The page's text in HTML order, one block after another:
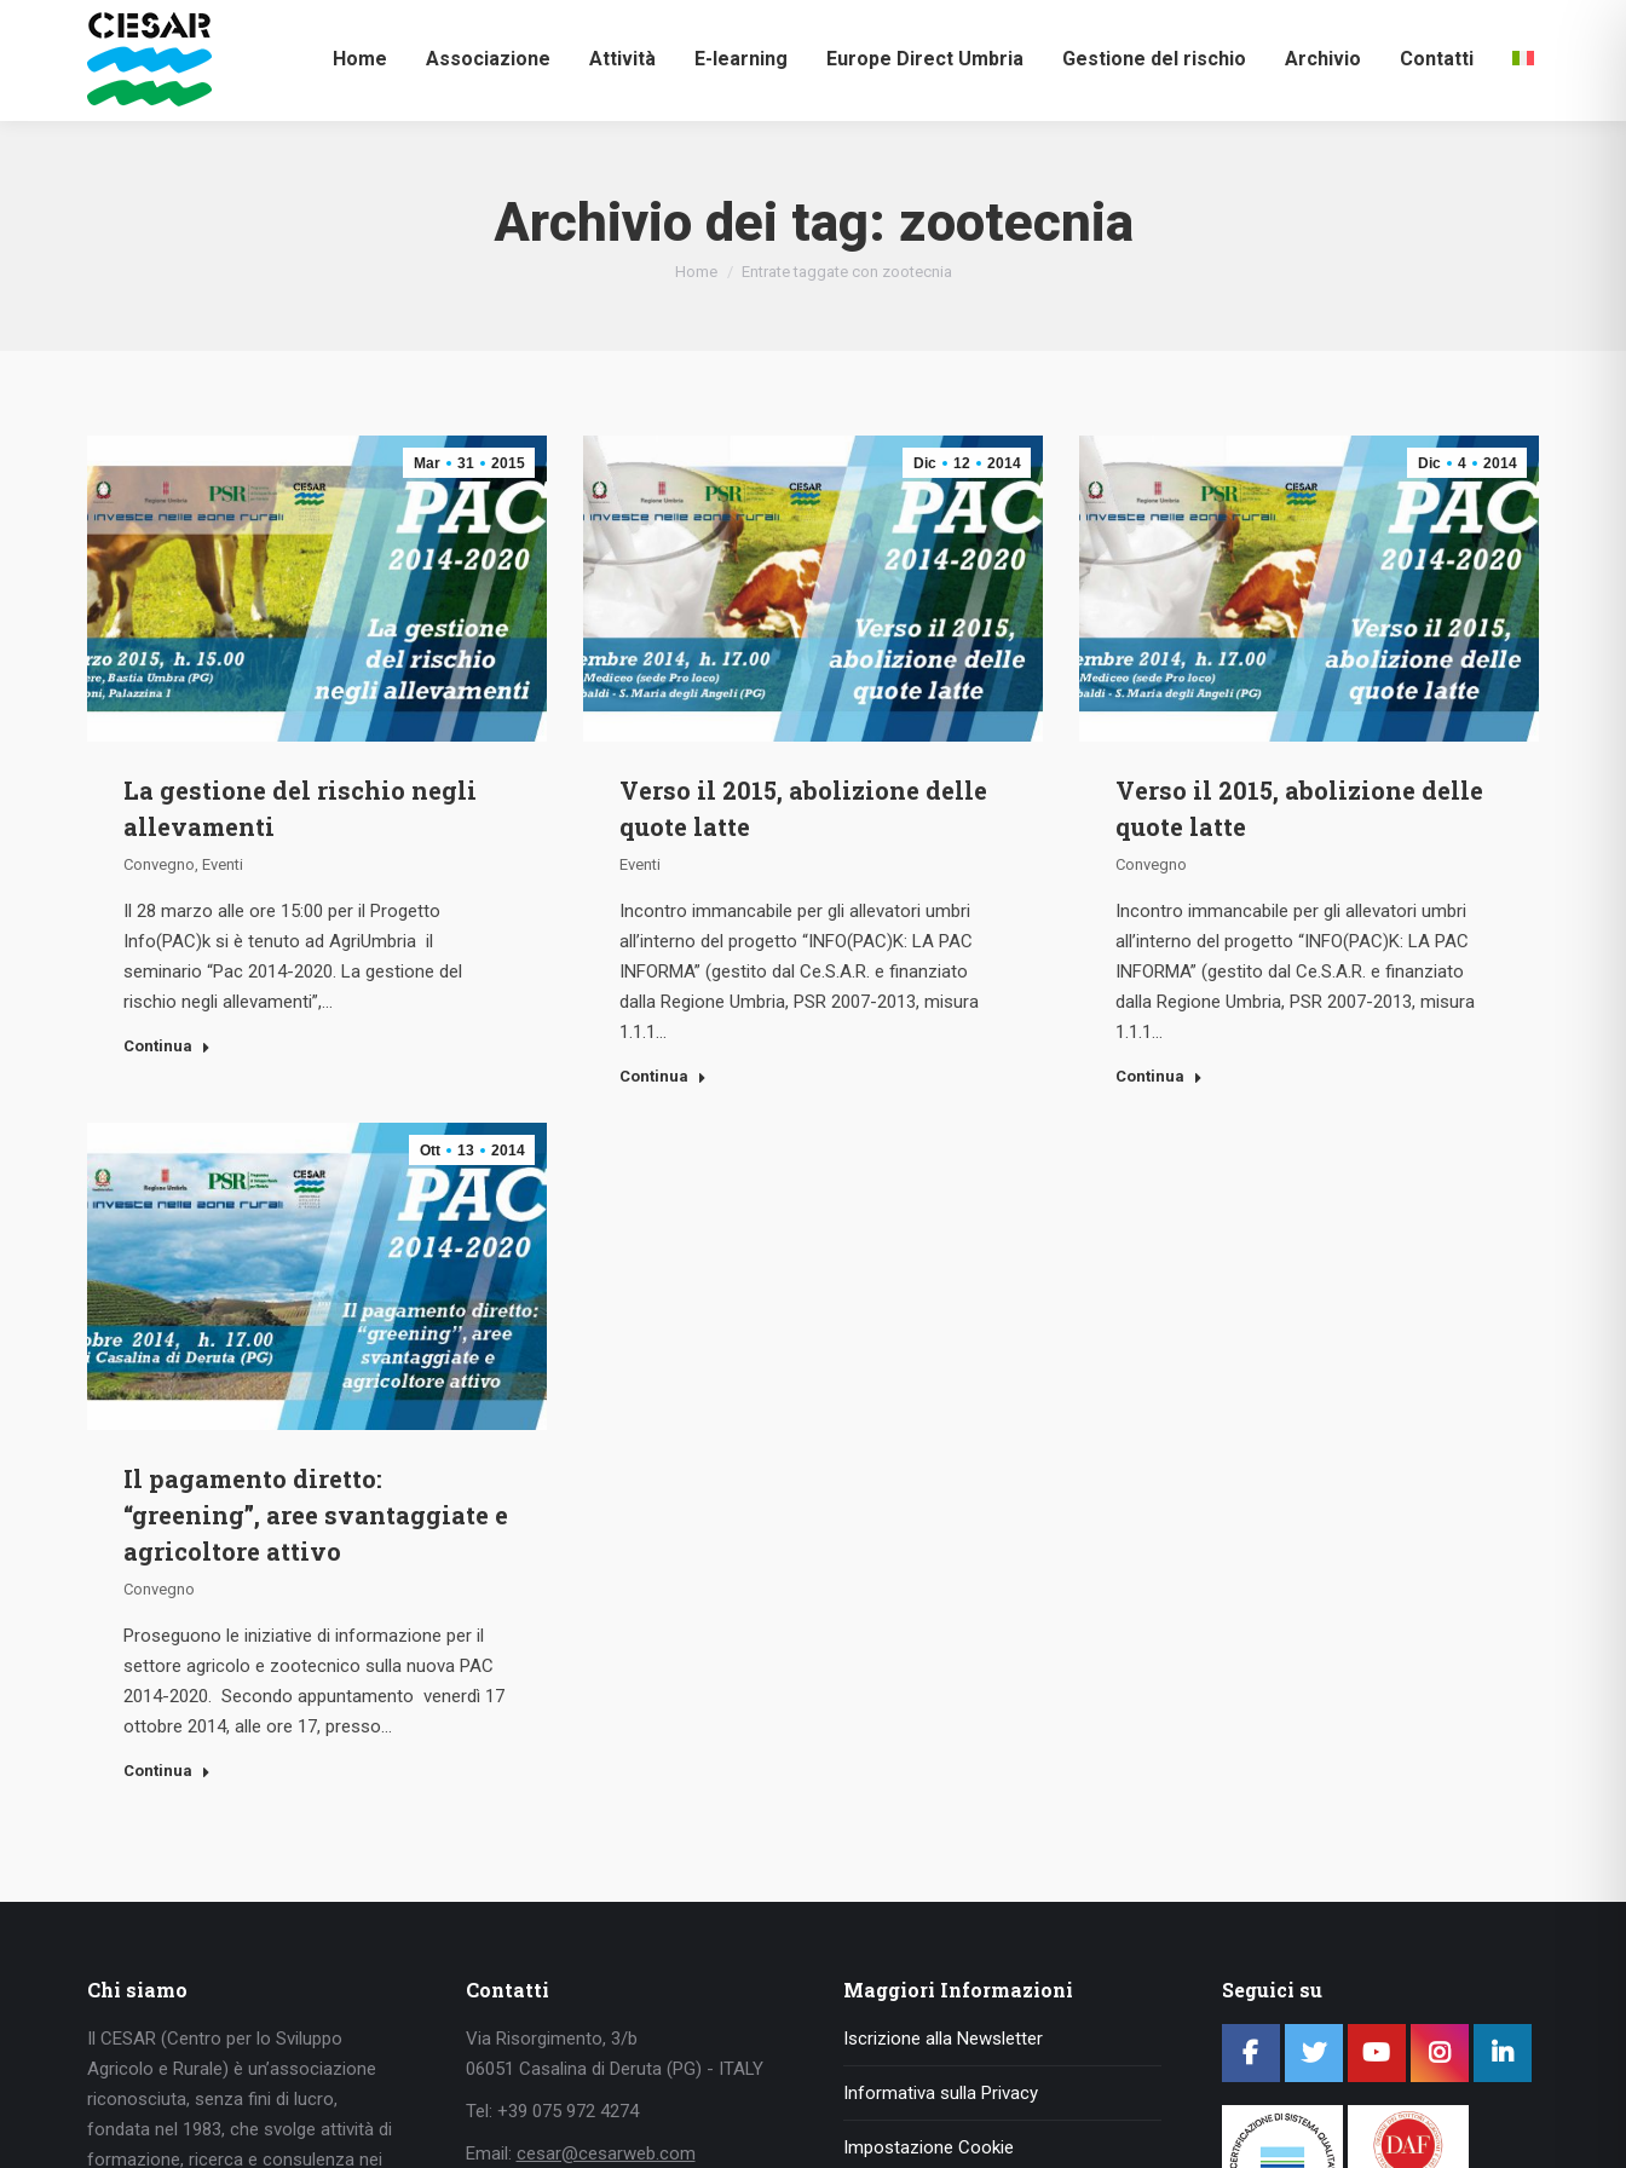
Home Associazione Attività E-learning Europe Direct Umbria Gestione del rischio Archivio Contatti
Archivio dei tag: zootecnia
Tu sei qui:
Home Entrate taggate con zootecnia
Mar 31 2015
La gestione del rischio negli
allevamenti
Convegno Eventi
Il 28 marzo alle ore 15:00 per il Progetto
Info(PAC)k si è tenuto ad AgriUmbria il
seminario “Pac 2014-2020. La gestione del
rischio negli allevamenti”,…
Continua
Dic 12 2014
Verso il 2015, abolizione delle
quote latte
Eventi
Incontro immancabile per gli allevatori umbri
all’interno del progetto “INFO(PAC)K: LA PAC
INFORMA” (gestito dal Ce.S.A.R. e finanziato
dalla Regione Umbria, PSR 2007-2013, misura
1.1.1…
Continua
Dic 4 2014
Verso il 2015, abolizione delle
quote latte
Convegno
Incontro immancabile per gli allevatori umbri
all’interno del progetto “INFO(PAC)K: LA PAC
INFORMA” (gestito dal Ce.S.A.R. e finanziato
dalla Regione Umbria, PSR 2007-2013, misura
1.1.1…
Continua
Ott 13 2014
Il pagamento diretto:
“greening”, aree svantaggiate e
agricoltore attivo
Convegno
Proseguono le iniziative di informazione per il
settore agricolo e zootecnico sulla nuova PAC
2014-2020. Secondo appuntamento venerdì 17
ottobre 2014, alle ore 17, presso…
Continua
Chi siamo
Il CESAR (Centro per lo Sviluppo
Agricolo e Rurale) è un’associazione
riconosciuta, senza fini di lucro,
fondata nel 1983, che svolge attività di
formazione, ricerca e consulenza nei
Contatti
Via Risorgimento, 3/b
06051 Casalina di Deruta (PG) - ITALY
Tel: +39 075 972 4274
Email: cesar@cesarweb.com
Maggiori Informazioni
Iscrizione alla Newsletter
Informativa sulla Privacy
Impostazione Cookie
Seguici su